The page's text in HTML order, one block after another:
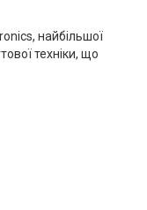
найбільшої
техніки, що